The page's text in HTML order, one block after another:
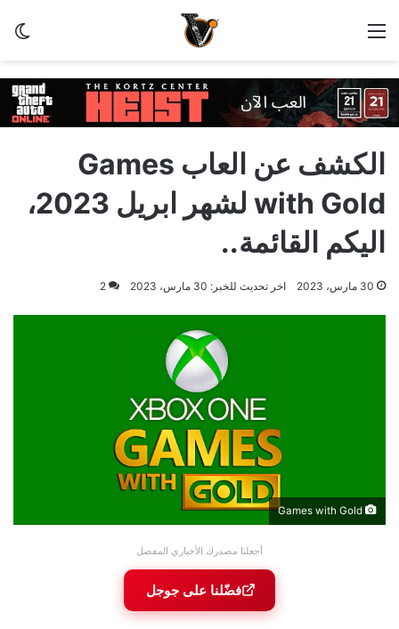
القائمة
الكشف عن العاب Games
with Gold لشهر ابريل 2023،
اليكم القائمة..
30 مارس، 2023 اخر تحديث للخبر: 30 مارس، 2023 2
أجعلنا مصدرك الأخباري المفضل
فضّلنا على جوجل